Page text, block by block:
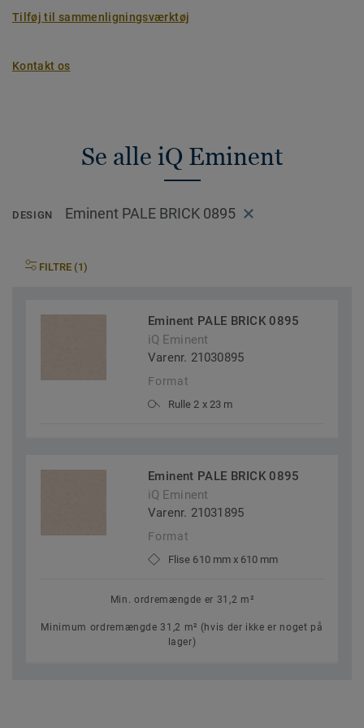
Tilføj til sammenligningsværktøj
Kontakt os
Se alle iQ Eminent
DESIGN Eminent PALE BRICK 0895
FILTRE (1)
Eminent PALE BRICK 0895
iQ Eminent
Varenr. 21030895
Format
Rulle 2 x 23 m
Eminent PALE BRICK 0895
iQ Eminent
Varenr. 21031895
Format
Flise 610 mm x 610 mm
Min. ordremængde er 31,2 m²
Minimum ordremængde 31,2 m² (hvis der ikke er noget på
lager)